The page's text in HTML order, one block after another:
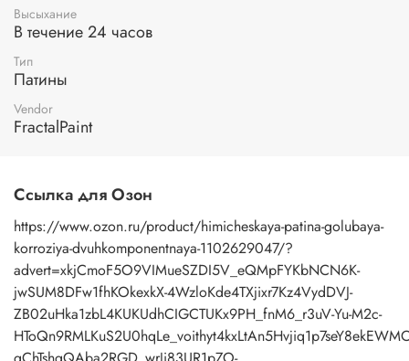
разрушения кристаллов. После нанесения шеллачного
лака цвет патины потемнеет.
Меры предосторожности:
глаза. При работе защищайте руки резиновыми
Высыхание
В течение 24 часов
Тип
Патины
Vendor
FractalPaint
Ссылка для Озон
https://www.ozon.ru/product/himicheskaya-patina-golubaya-
korroziya-dvuhkomponentnaya-1102629047/?
advert=xkjCmoF5O9VIMueSZDI5V_eQMpFYKbNCN6K-
jwSUM8DFw1fhKOkexkX-4WzloKde4TXjixr7Kz4VydDVJ-
ZB02uHka1zbL4KUKUdhCIGCTUKx9PH_fnM6_r3uV-Yu-M2c-